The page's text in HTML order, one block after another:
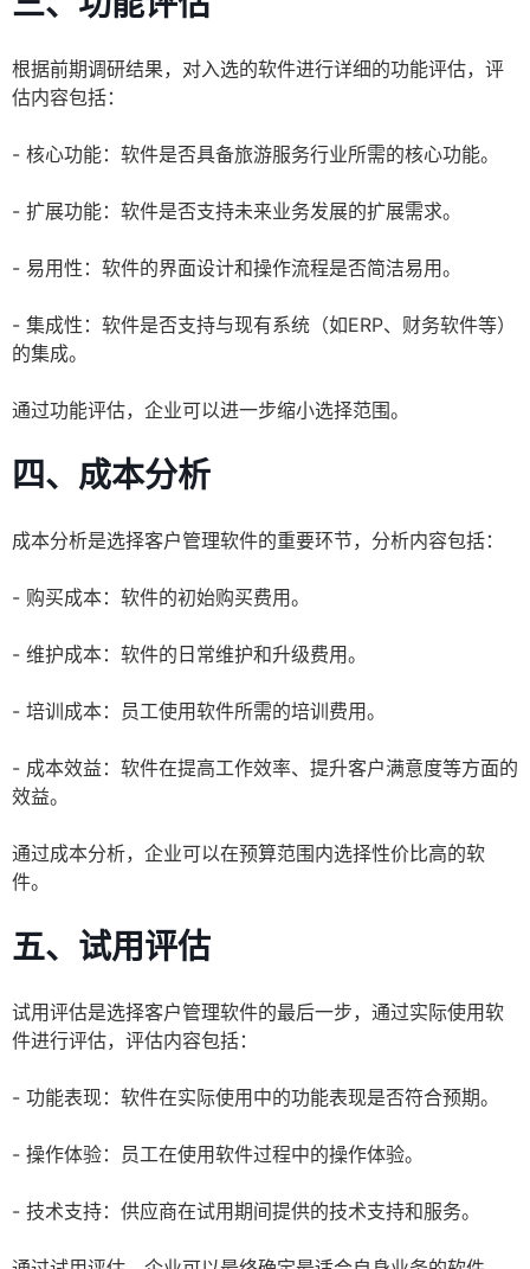
根据前期调研结果，对入选的软件进行详细的功能评估，评
估内容包括：
- 核心功能：软件是否具备旅游服务行业所需的核心功能。
- 扩展功能：软件是否支持未来业务发展的扩展需求。
- 易用性：软件的界面设计和操作流程是否简洁易用。
- 集成性：软件是否支持与现有系统（如ERP、财务软件等）
的集成。
通过功能评估，企业可以进一步缩小选择范围。
四、成本分析
成本分析是选择客户管理软件的重要环节，分析内容包括：
- 购买成本：软件的初始购买费用。
- 维护成本：软件的日常维护和升级费用。
- 培训成本：员工使用软件所需的培训费用。
- 成本效益：软件在提高工作效率、提升客户满意度等方面的
效益。
通过成本分析，企业可以在预算范围内选择性价比高的软
件。
五、试用评估
试用评估是选择客户管理软件的最后一步，通过实际使用软
件进行评估，评估内容包括：
- 功能表现：软件在实际使用中的功能表现是否符合预期。
- 操作体验：员工在使用软件过程中的操作体验。
- 技术支持：供应商在试用期间提供的技术支持和服务。